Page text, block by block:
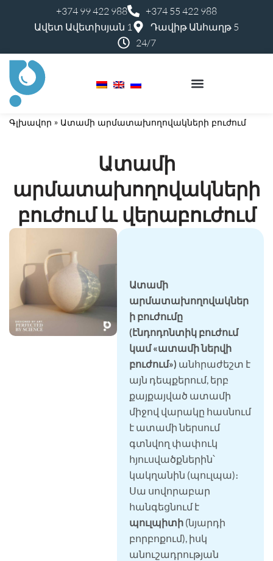
+374 99 422 988
+374 55 422 988
Ավետ Ավետիսյան 1
Դավիթ Անհաղթ 5
24/7
Գլխավոր » Ատամի արմատախողովակների բուժում
Ատամի
արմատախողովակների
բուժում և վերաբուժում
Ատամի
արմատախողովակներ
ի բուժումը
(էնդոդոնտիկ բուժում
կամ «ատամի ներվի
բուժում») անհրաժեշտ է
այն դեպքերում, երբ
քայքայված ատամի
միջով վարակը հասնում
է ատամի ներսում
գտնվող փափուկ
հյուսվածքներին՝
կակղանին (պուլպա)։
Սա սովորաբար
հանգեցնում է
պուլպիտի (նյարդի
բորբոքում), իսկ
անուշադրության